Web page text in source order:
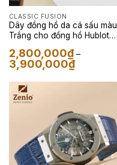
CLASSIC FUSION
Dây đồng hồ da cá sấu màu
Trắng cho đồng hồ Hublot
2,800,000₫ –
3,900,000₫Khoảng
giá: